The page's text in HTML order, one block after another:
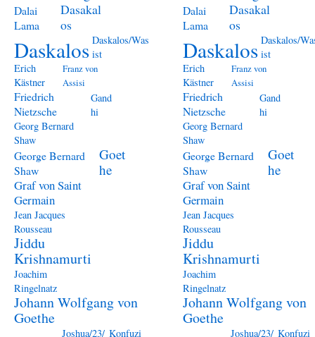
Dalai
Lama
Dasakal
os
Daskalos Daskalos/Was
ist
Erich
Kästner
Franz von
Assisi
Friedrich
Nietzsche
Gand
hi
Georg Bernard
Shaw
George Bernard
Shaw
Goet
he
Graf von Saint
Germain
Jean Jacques
Rousseau
Jiddu
Krishnamurti
Joachim
Ringelnatz
Johann Wolfgang von
Goethe
Joshua/23/ Konfuzi
Dalai
Lama
Dasakal
os
Daskalos Daskalos/
ist
Erich
Kästner
Franz von
Assisi
Friedrich
Nietzsche
Gand
hi
Georg Bernard
Shaw
George Bernard
Shaw
Goet
he
Graf von Saint
Germain
Jean Jacques
Rousseau
Jiddu
Krishnamurti
Joachim
Ringelnatz
Johann Wolfgang von
Goethe
Joshua/23/ Konfuzi